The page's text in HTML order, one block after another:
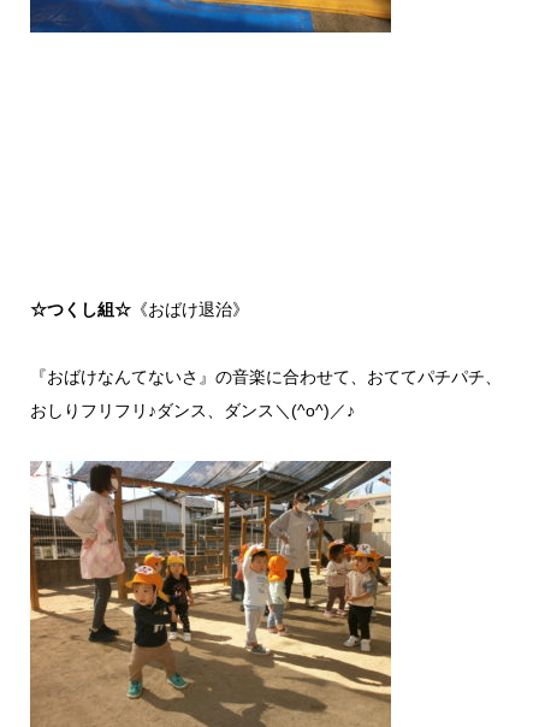
☆つくし組☆《おばけ退治》
『おばけなんてないさ』の音楽に合わせて、おててパチパチ、
おしりフリフリ♪ダンス、ダンス＼(^o^)／♪